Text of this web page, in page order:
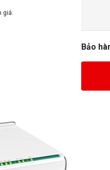
giá:
Bảo